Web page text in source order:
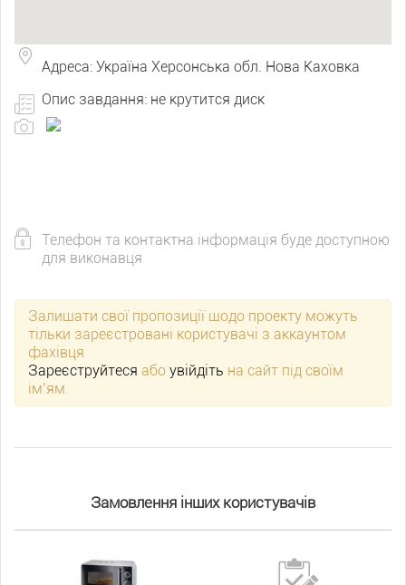
Адреса: Україна Херсонська обл. Нова Каховка
Опис завдання: не крутится диск
Телефон та контактна інформація буде доступною
для виконавця
Залишати свої пропозиції щодо проекту можуть
тільки зареєстровані користувачі з аккаунтом
фахівця
Зареєструйтеся або увійдіть на сайт під своїм
ім’ям.
Замовлення інших користувачів